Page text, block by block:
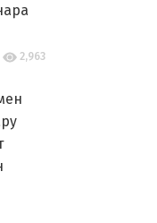
2,963